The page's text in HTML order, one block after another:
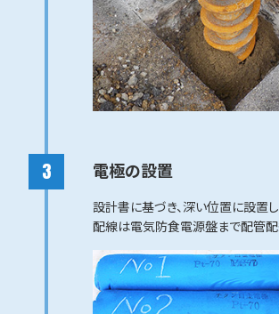
電極の設置
設計書に基づき、深い位置に設置し
配線は電気防食電源盤まで配管配